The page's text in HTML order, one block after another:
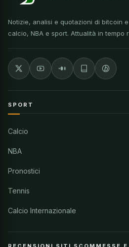
Notizie, analisi e quotazioni di bitcoin
calcio, NBA e sport. Attualità in tempo
SPORT
Calcio
NBA
Pronostici
Tennis
Calcio Internazionale